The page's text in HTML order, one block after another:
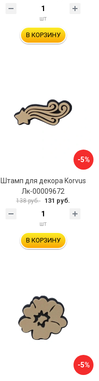
шт
В КОРЗИНУ
-5%
Штамп для декора Korvus
Лк-00009672
138 руб. 131 руб.
шт
В КОРЗИНУ
-5%